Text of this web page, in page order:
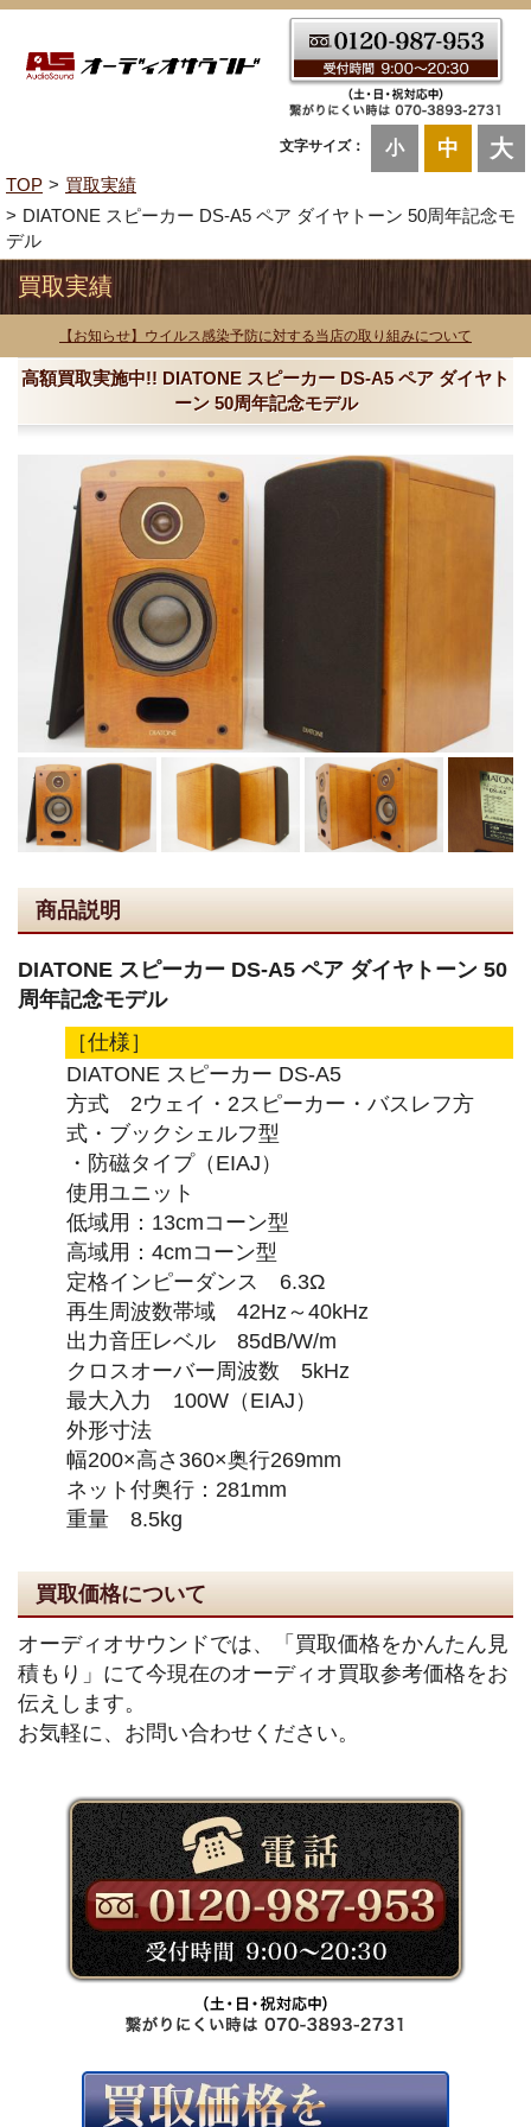
文字サイズ： 小 中 大
TOP
買取実績
DIATONE スピーカー DS-A5 ペア ダイヤトーン 50周年記念モ
デル
買取実績
【お知らせ】ウイルス感染予防に対する当店の取り組みについて
高額買取実施中!! DIATONE スピーカー DS-A5 ペア ダイヤト
ーン 50周年記念モデル
商品説明
DIATONE スピーカー DS-A5 ペア ダイヤトーン 50
周年記念モデル
［仕様］
DIATONE スピーカー DS-A5
方式 2ウェイ・2スピーカー・バスレフ方
式・ブックシェルフ型
・防磁タイプ（EIAJ）
使用ユニット
低域用：13cmコーン型
高域用：4cmコーン型
定格インピーダンス 6.3Ω
再生周波数帯域 42Hz～40kHz
出力音圧レベル 85dB/W/m
クロスオーバー周波数 5kHz
最大入力 100W（EIAJ）
外形寸法
幅200×高さ360×奥行269mm
ネット付奥行：281mm
重量 8.5kg
買取価格について
オーディオサウンドでは、「買取価格をかんたん見
積もり」にて今現在のオーディオ買取参考価格をお
伝えします。
お気軽に、お問い合わせください。